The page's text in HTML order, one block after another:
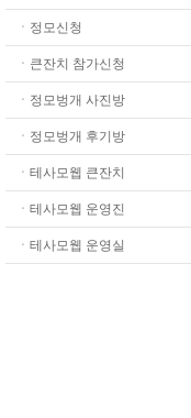
ㆍ정모신청
ㆍ큰잔치 참가신청
ㆍ정모벙개 사진방
ㆍ정모벙개 후기방
ㆍ테사모웹 큰잔치
ㆍ테사모웹 운영진
ㆍ테사모웹 운영실